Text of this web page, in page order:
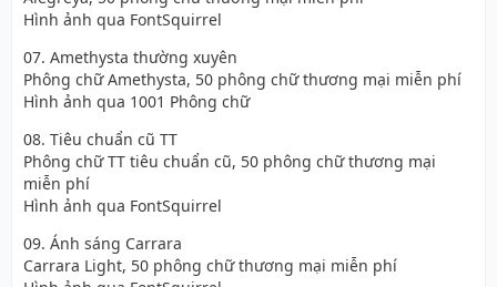
Hình ảnh qua FontSquirrel
07. Amethysta thường xuyên
Phông chữ Amethysta, 50 phông chữ thương mại miễn phí
Hình ảnh qua 1001 Phông chữ
08. Tiêu chuẩn cũ TT
Phông chữ TT tiêu chuẩn cũ, 50 phông chữ thương mại
miễn phí
Hình ảnh qua FontSquirrel
09. Ánh sáng Carrara
Carrara Light, 50 phông chữ thương mại miễn phí